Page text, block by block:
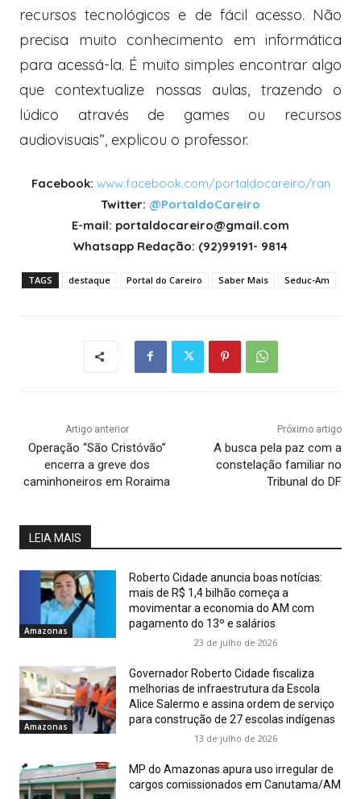
recursos tecnológicos e de fácil acesso. Não
precisa muito conhecimento em informática
para acessá-la. É muito simples encontrar algo
que contextualize nossas aulas, trazendo o
lúdico através de games ou recursos
audiovisuais”, explicou o professor.
Facebook: www.facebook.com/portaldocareiro/ran
Twitter: @PortaldoCareiro
E-mail: portaldocareiro@gmail.com
Whatsapp Redação: (92)99191- 9814
TAGS destaque Portal do Careiro Saber Mais Seduc-Am
Artigo anterior
Operação “São Cristóvão”
encerra a greve dos
caminhoneiros em Roraima
Próximo artigo
A busca pela paz com a
constelação familiar no
Tribunal do DF
LEIA MAIS
Amazonas
Roberto Cidade anuncia boas notícias:
mais de R$ 1,4 bilhão começa a
movimentar a economia do AM com
pagamento do 13º e salários
23 de julho de 2026
Amazonas
Governador Roberto Cidade fiscaliza
melhorias de infraestrutura da Escola
Alice Salermo e assina ordem de serviço
para construção de 27 escolas indígenas
13 de julho de 2026
MP do Amazonas apura uso irregular de
cargos comissionados em Canutama/AM